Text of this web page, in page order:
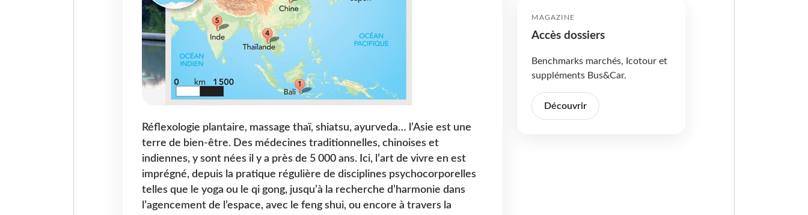
Réflexologie plantaire, massage thaï, shiatsu, ayurveda… l’Asie est une
terre de bien-être. Des médecines traditionnelles, chinoises et
indiennes, y sont nées il y a près de 5 000 ans. Ici, l’art de vivre en est
imprégné, depuis la pratique régulière de disciplines psychocorporelles
telles que le yoga ou le qi gong, jusqu’à la recherche d’harmonie dans
l’agencement de l’espace, avec le feng shui, ou encore à travers la
MAGAZINE
Accès dossiers
Benchmarks marchés, Icotour et
suppléments Bus&Car.
Découvrir